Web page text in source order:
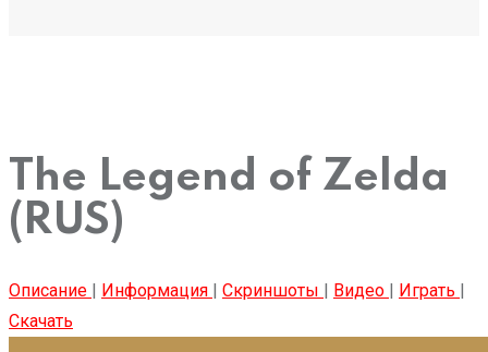
The Legend of Zelda
(RUS)
Описание | Информация | Скриншоты | Видео | Играть |
Скачать